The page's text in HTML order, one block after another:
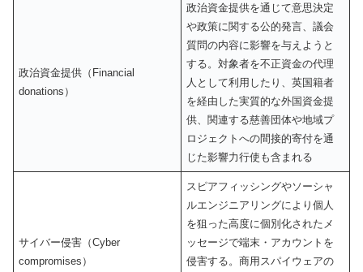
政治資金提供（Financial
donations）
政治資金提供を通じて意思決定
や政策に関する公的発言、議会
質問の内容に影響を与えようと
する。対象者を不正資金の代理
人として利用したり、英国籍者
を経由した実質的な外国資金提
供、関連する慈善団体や地域プ
ロジェクトへの間接的寄付を通
じた影響力行使も含まれる
サイバー侵害（Cyber
compromises）
スピアフィッシングやソーシャ
ルエンジニアリングにより個人
を狙った高度に個別化されたメ
ッセージで端末・アカウントを
侵害する。商用スパイウェアの